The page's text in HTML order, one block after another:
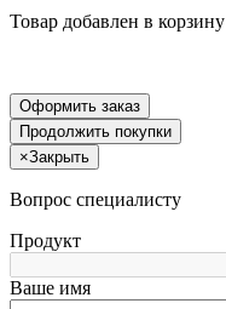
Товар добавлен в корзину
Оформить заказ
Продолжить покупки
×Закрыть
Вопрос специалисту
Продукт
Ваше имя